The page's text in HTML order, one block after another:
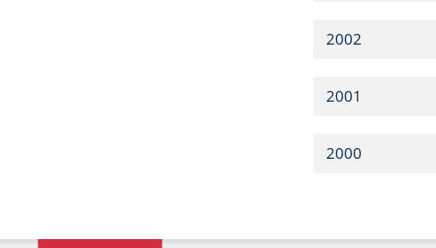
2002
2001
2000